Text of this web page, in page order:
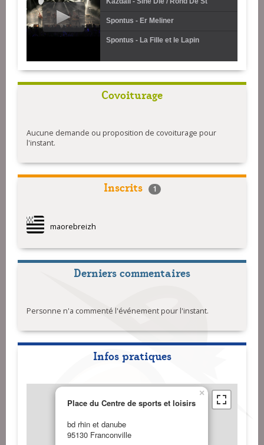
Vincent
Spontus - Er Meliner
Spontus - La Fille et le Lapin
Covoiturage
Aucune demande ou proposition de covoiturage pour
l'instant.
Inscrits 1
maorebreizh
Derniers commentaires
Personne n'a commenté l'événement pour l'instant.
Infos pratiques
Place du Centre de sports et loisirs
bd rhin et danube
95130 Franconville
×